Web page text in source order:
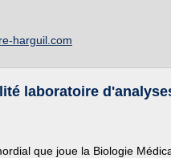
harguil.com
laboratoire
que joue la Biologie